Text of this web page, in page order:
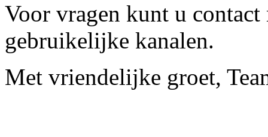
Voor vragen kunt u contact
gebruikelijke kanalen.
Met vriendelijke groet,